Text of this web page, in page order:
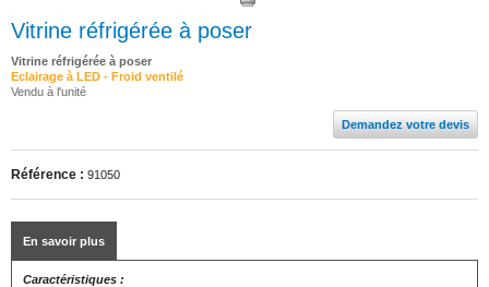
Vitrine réfrigérée à poser
Vitrine réfrigérée à poser
Eclairage à LED - Froid ventilé
Vendu à l'unité
Demandez votre devis
Référence : 91050
En savoir plus
Caractéristiques :